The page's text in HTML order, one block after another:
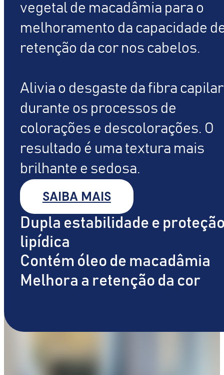
vegetal de macadâmia para o
melhoramento da capacidade
retenção da cor nos cabelos.
Alivia o desgaste da fibra capilar
durante os processos de
colorações e descolorações. O
resultado é uma textura mais
brilhante e sedosa.
SAIBA MAIS
Dupla estabilidade e
lipídica
Contém óleo de macadâmia
Melhora a retenção da cor